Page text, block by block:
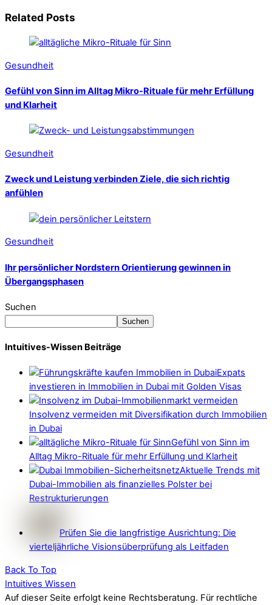
Related Posts
Gesundheit
Gefühl von Sinn im Alltag Mikro-Rituale für mehr Erfüllung
und Klarheit
Gesundheit
Zweck und Leistung verbinden Ziele, die sich richtig
anfühlen
Gesundheit
Ihr persönlicher Nordstern Orientierung gewinnen in
Übergangsphasen
Suchen
Suchen
Intuitives-Wissen Beiträge
Expats
investieren in Immobilien in Dubai mit Golden Visas
Insolvenz vermeiden mit Diversifikation durch Immobilien
in Dubai
Gefühl von Sinn im
Alltag Mikro-Rituale für mehr Erfüllung und Klarheit
Aktuelle Trends mit
Dubai-Immobilien als finanzielles Polster bei
Restrukturierungen
Prüfen Sie die langfristige Ausrichtung: Die
vierteljährliche Visionsüberprüfung als Leitfaden
Back To Top
Intuitives Wissen
Auf dieser Seite erfolgt keine Rechtsberatung. Für rechtliche